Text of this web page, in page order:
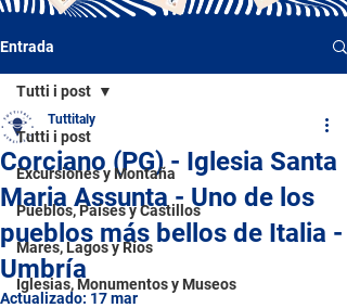
Entrada
Tutti i post
Excursiones y Montaña
Pueblos, Países y Castillos
Mares, Lagos y Ríos
Iglesias, Monumentos y Museos
Tutti i post
Corciano (PG) - Iglesia Santa
Maria Assunta - Uno de los
pueblos más bellos de Italia -
Umbría
Tuttitaly
Actualizado: 17 mar